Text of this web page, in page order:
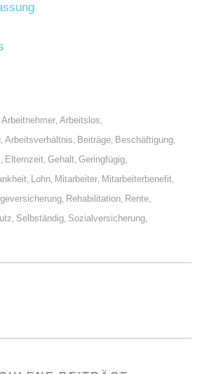
Arbeitnehmer, Arbeitslos,
, Arbeitsverhältnis, Beiträge, Beschäftigung,
, Elternzeit, Gehalt, Geringfügig,
, Lohn, Mitarbeiter, Mitarbeiterbenefit,
, Rehabilitation, Rente,
, Selbständig, Sozialversicherung,